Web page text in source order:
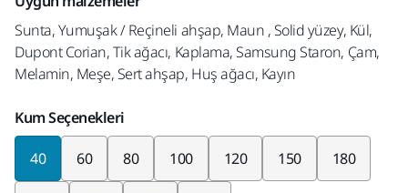
Sunta, Yumuşak / Reçineli ahşap, Maun , Solid yüzey, Kül,
Dupont Corian, Tik ağacı, Kaplama, Samsung Staron, Çam,
Melamin, Meşe, Sert ahşap, Huş ağacı, Kayın
Kum Seçenekleri
40 60 80 100 120 150 180